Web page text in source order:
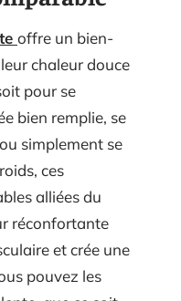
offre un bien-
chaleur douce
pour se
bien remplie, se
simplement se
ces
alliées du
réconfortante
et crée une
pouvez les